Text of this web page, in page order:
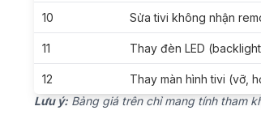
10 Sửa tivi không nhận
11 Thay đèn LED
12 Thay màn hình tivi (vỡ,
Lưu ý: Bảng giá trên chỉ mang tính tham